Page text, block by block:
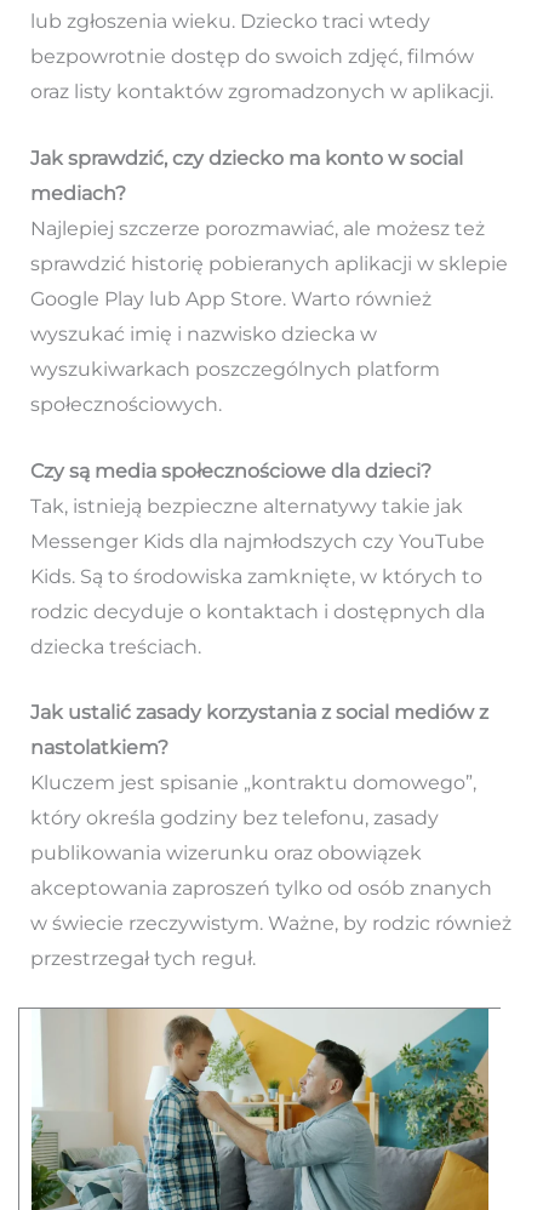
lub zgłoszenia wieku. Dziecko traci wtedy
bezpowrotnie dostęp do swoich zdjęć, filmów
oraz listy kontaktów zgromadzonych w aplikacji.
Jak sprawdzić, czy dziecko ma konto w social
mediach?
Najlepiej szczerze porozmawiać, ale możesz też
sprawdzić historię pobieranych aplikacji w sklepie
Google Play lub App Store. Warto również
wyszukać imię i nazwisko dziecka w
wyszukiwarkach poszczególnych platform
społecznościowych.
Czy są media społecznościowe dla dzieci?
Tak, istnieją bezpieczne alternatywy takie jak
Messenger Kids dla najmłodszych czy YouTube
Kids. Są to środowiska zamknięte, w których to
rodzic decyduje o kontaktach i dostępnych dla
dziecka treściach.
Jak ustalić zasady korzystania z social mediów z
nastolatkiem?
Kluczem jest spisanie „kontraktu domowego”,
który określa godziny bez telefonu, zasady
publikowania wizerunku oraz obowiązek
akceptowania zaproszeń tylko od osób znanych
w świecie rzeczywistym. Ważne, by rodzic również
przestrzegał tych reguł.